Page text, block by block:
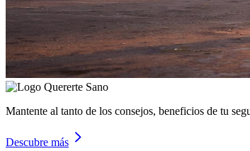
Mantente al tanto de los consejos, beneficios de tu
Descubre más